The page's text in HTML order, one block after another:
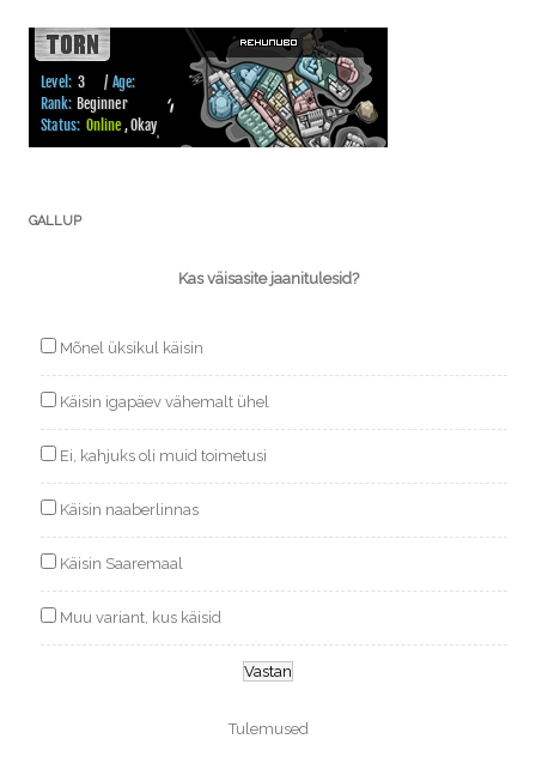
GALLUP
Kas väisasite jaanitulesid?
Mõnel üksikul käisin
Käisin igapäev vähemalt ühel
Ei, kahjuks oli muid toimetusi
Käisin naaberlinnas
Käisin Saaremaal
Muu variant, kus käisid
Tulemused